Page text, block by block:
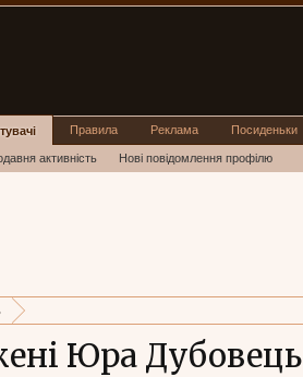
Юра Дубовець
активність Нові повідомлення профілю
Правила Реклама Посиденьки